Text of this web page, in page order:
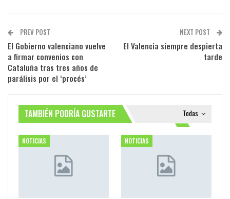
PREV POST
El Gobierno valenciano vuelve
a firmar convenios con
Cataluña tras tres años de
parálisis por el ‘procés’
NEXT POST
El Valencia siempre despierta
tarde
Todas
TAMBIÉN PODRÍA GUSTARTE
NOTICIAS NOTICIAS